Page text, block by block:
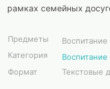
рамках семейных
Предметы
Воспитание
Категория
Воспитание
Формат
Текстовые